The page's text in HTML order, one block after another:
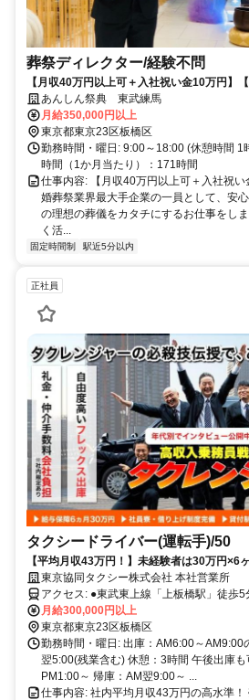
葬祭ディレクター/経験不問
【月収40万円以上可＋入社祝い金10万円】
大手企業の一員として、安心して長く働けま
カタチにするお仕事をしませんか◎30～40代
から続く職場◎
あんしん祭典 東武練馬
月給350,000円以上
東京都東京23区板橋区
勤務時間・曜日: 9:00～18:00 (休憩時間
時間（1か月当たり）：171時間
仕事内容: 【月収40万円以上可＋入社祝
婚葬祭業界最大手企業の一員として、安
の理想の葬儀をカタチにするお仕事をし
く活...
固定時間制 駅近5分以内
正社員
タクシードライバー(運転手)/50
【平均月収43万円！】未経験者は30万円×6
寮・借上寮あり／特別手当：年2回あり
東京協同タクシー株式会社 本社営業所
アクセス: ●東武東上線「上板橋駅」徒歩5分 ●東武東上線「東武練馬
駅」徒歩10分
月給300,000円以上
東京都東京23区板橋区
勤務時間・曜日: 出庫：AM6:00～AM9:00
翌5:00(残業含む) 休憩：3時間 午後出庫も
PM1:00～ 帰庫：AM翌9:00～ ...
仕事内容: 社内平均月収43万円の高水準